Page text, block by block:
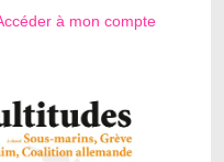
à mon compte